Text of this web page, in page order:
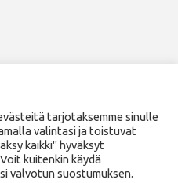
SILMU ry
tarjotaksemme sinulle
valintasi ja toistuvat
kaikki" hyväksyt
kuitenkin käydä
valvotun suostumuksen.